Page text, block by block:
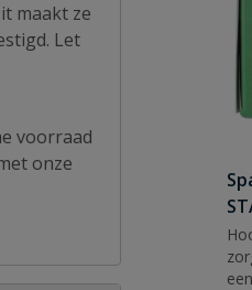
maakt ze
Let
voorraad
onze